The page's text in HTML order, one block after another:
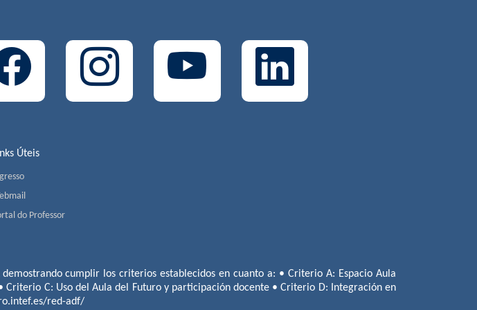
Úteis
do Professor
cumplir los criterios establecidos en cuanto a: • Criterio A: Espacio Aula
C: Uso del Aula del Futuro y participación docente • Criterio D: Integración en
red-adf/